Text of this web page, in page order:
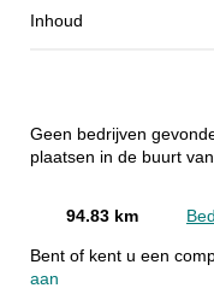
Inhoud
Geen bedrijven
plaatsen in de buurt
94.83 km
Bent of kent u een
aan